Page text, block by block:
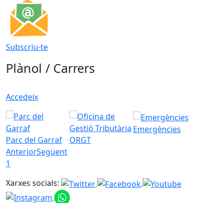
Subscriu-te
Plànol / Carrers
Accedeix
Parc del Garraf ORGT
Emergències
AnteriorSegüent
1
Xarxes socials: